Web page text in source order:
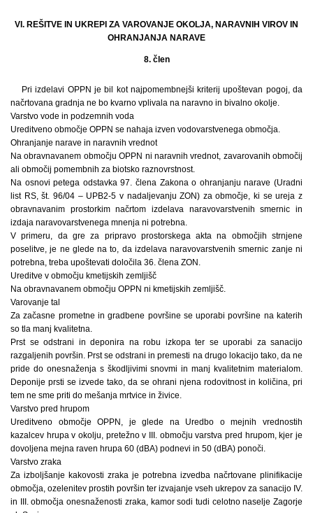
VI. REŠITVE IN UKREPI ZA VAROVANJE OKOLJA, NARAVNIH VIROV IN
OHRANJANJA NARAVE
8. člen
Pri izdelavi OPPN je bil kot najpomembnejši kriterij upoštevan pogoj, da
načrtovana gradnja ne bo kvarno vplivala na naravno in bivalno okolje.
Varstvo vode in podzemnih voda
Ureditveno območje OPPN se nahaja izven vodovarstvenega območja.
Ohranjanje narave in naravnih vrednot
Na obravnavanem območju OPPN ni naravnih vrednot, zavarovanih območij
ali območij pomembnih za biotsko raznovrstnost.
Na osnovi petega odstavka 97. člena Zakona o ohranjanju narave (Uradni
list RS, št. 96/04 – UPB2-5 v nadaljevanju ZON) za območje, ki se ureja z
obravnavanim prostorkim načrtom izdelava naravovarstvenih smernic in
izdaja naravovarstvenega mnenja ni potrebna.
V primeru, da gre za pripravo prostorskega akta na območjih strnjene
poselitve, je ne glede na to, da izdelava naravovarstvenih smernic zanje ni
potrebna, treba upoštevati določila 36. člena ZON.
Ureditve v območju kmetijskih zemljišč
Na obravnavanem območju OPPN ni kmetijskih zemljišč.
Varovanje tal
Za začasne prometne in gradbene površine se uporabi površine na katerih
so tla manj kvalitetna.
Prst se odstrani in deponira na robu izkopa ter se uporabi za sanacijo
razgaljenih površin. Prst se odstrani in premesti na drugo lokacijo tako, da ne
pride do onesnaženja s škodljivimi snovmi in manj kvalitetnim materialom.
Deponije prsti se izvede tako, da se ohrani njena rodovitnost in količina, pri
tem ne sme priti do mešanja mrtvice in živice.
Varstvo pred hrupom
Ureditveno območje OPPN, je glede na Uredbo o mejnih vrednostih
kazalcev hrupa v okolju, pretežno v III. območju varstva pred hrupom, kjer je
dovoljena mejna raven hrupa 60 (dBA) podnevi in 50 (dBA) ponoči.
Varstvo zraka
Za izboljšanje kakovosti zraka je potrebna izvedba načrtovane plinifikacije
območja, ozelenitev prostih površin ter izvajanje vseh ukrepov za sanacijo IV.
in III. območja onesnaženosti zraka, kamor sodi tudi celotno naselje Zagorje